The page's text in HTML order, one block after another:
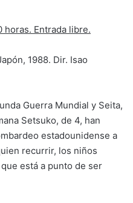
horas. Entrada libre.
1988. Dir. Isao
Guerra Mundial y Seita,
Setsuko, de 4, han
estadounidense a
recurrir, los niños
está a punto de ser